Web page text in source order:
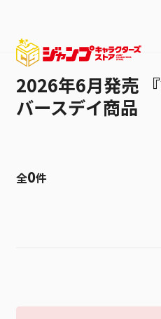
2026年6月発売
バースデイ商品
全0件